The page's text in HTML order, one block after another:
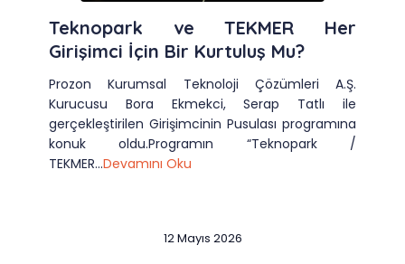
Teknopark ve TEKMER Her
Girişimci İçin Bir Kurtuluş Mu?
Prozon Kurumsal Teknoloji Çözümleri A.Ş.
Kurucusu Bora Ekmekci, Serap Tatlı ile
gerçekleştirilen Girişimcinin Pusulası programına
konuk oldu.Programın “Teknopark /
TEKMER...Devamını Oku
12 Mayıs 2026